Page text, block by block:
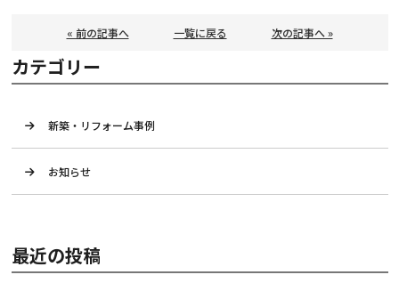
« 前の記事へ 一覧に戻る 次の記事へ »
カテゴリー
新築・リフォーム事例
お知らせ
最近の投稿